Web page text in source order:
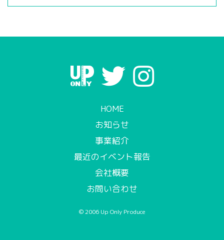
HOME
お知らせ
事業紹介
最近のイベント報告
会社概要
お問い合わせ
©︎ 2006 Up Only Produce